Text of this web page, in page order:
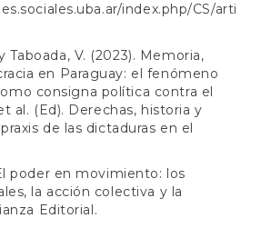
index.php/CS/arti
Taboada, V. (2023). Memoria,
en Paraguay: el fenómeno
consigna política contra el
al. (Ed). Derechas, historia y
de las dictaduras en el
poder en movimiento: los
la acción colectiva y la
Editorial.